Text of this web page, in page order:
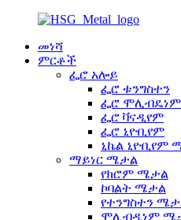
መነሻ
ምርቶች
ፌሮ አሎይ
ፌሮ ቱንግስተን
ፌሮ ሞሊብዴነም
ፌሮ ቫናዲየም
ፌሮ ኒዮቢየም
ኒኬል ኒዮቢየም
ማይነር ሜታል
የክሮም ሜታል
ኮባልት ሜታል
የተንግስተን
ሞሊብዲነም